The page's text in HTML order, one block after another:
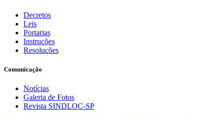
Decretos
Leis
Portarias
Instruções
Resoluções
Comunicação
Notícias
Galeria de Fotos
Revista SINDLOC-SP